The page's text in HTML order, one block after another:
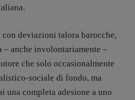
del
con deviazioni talora barocche,
– anche involontariamente –
che solo occasionalmente
sociale di fondo, ma
una completa adesione a uno